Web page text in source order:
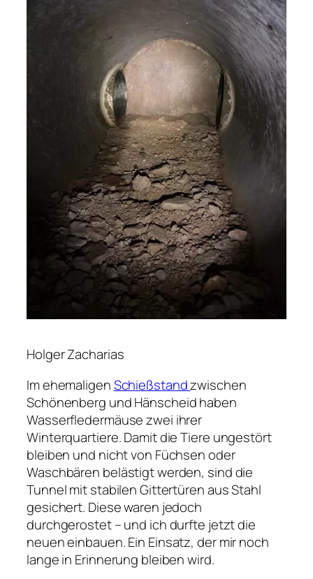
Holger Zacharias
Im ehemaligenSchießstandzwischen
Schönenberg und Hänscheid haben
Wasserfledermäuse zwei ihrer
Winterquartiere. Damit die Tiere ungestört
bleiben und nicht von Füchsen oder
Waschbären belästigt werden, sind die
Tunnel mit stabilen Gittertüren aus Stahl
gesichert. Diese waren jedoch
durchgerostet – und ich durfte jetzt die
neuen einbauen. Ein Einsatz, der mir noch
lange in Erinnerung bleiben wird.